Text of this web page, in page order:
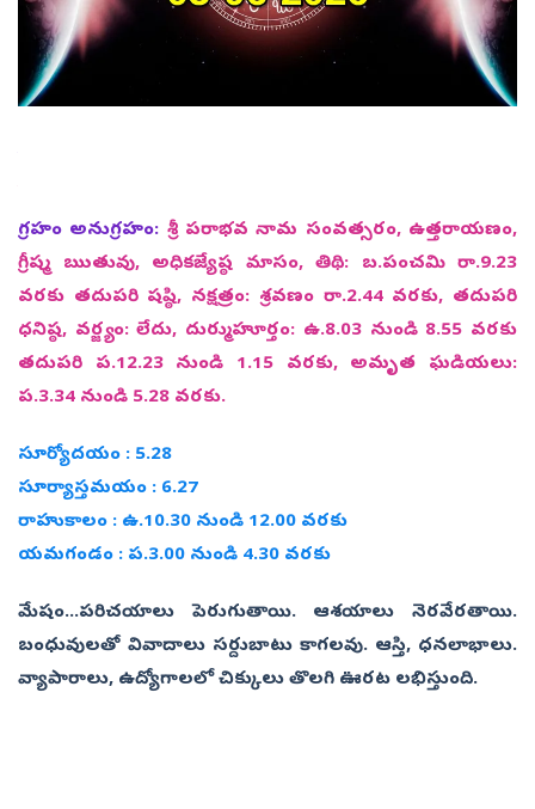
గ్రహం అనుగ్రహం: శ్రీ పరాభవ నామ సంవత్సరం, ఉత్తరాయణం,
గ్రీష్మ ఋతువు, అధికజ్యేష్ఠ మాసం, తిథి: బ.పంచమి రా.9.23
వరకు తదుపరి షష్ఠి, నక్షత్రం: శ్రవణం రా.2.44 వరకు, తదుపరి
ధనిష్ఠ, వర్జ్యం: లేదు, దుర్ముహూర్తం: ఉ.8.03 నుండి 8.55 వరకు
తదుపరి ప.12.23 నుండి 1.15 వరకు, అమృత ఘడియలు:
ప.3.34 నుండి 5.28 వరకు.
సూర్యోదయం : 5.28
సూర్యాస్తమయం : 6.27
రాహుకాలం : ఉ.10.30 నుండి 12.00 వరకు
యమగండం : ప.3.00 నుండి 4.30 వరకు
మేషం...పరిచయాలు పెరుగుతాయి. ఆశయాలు నెరవేరతాయి.
బంధువులతో వివాదాలు సర్దుబాటు కాగలవు. ఆస్తి, ధనలాభాలు.
వ్యాపారాలు, ఉద్యోగాలలో చిక్కులు తొలగి ఊరట లభిస్తుంది.